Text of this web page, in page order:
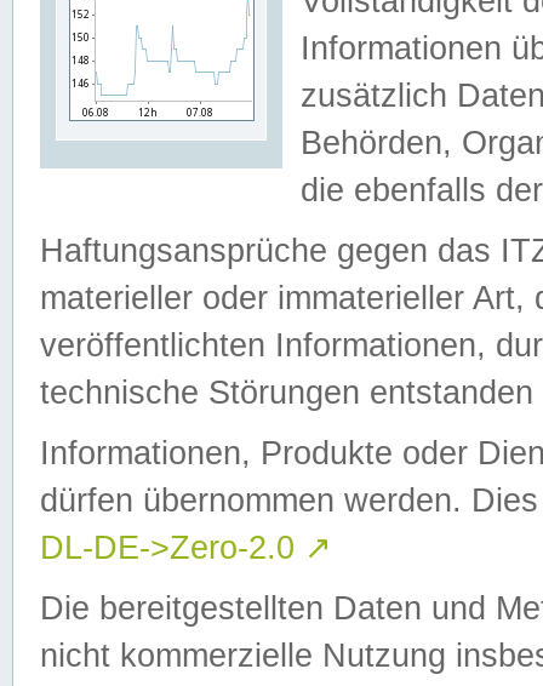
Informationen
zusätzlich
Behörden,
die ebenfalls
Haftungsansprüche gegen das
materieller oder immaterieller
veröffentlichten Informationen,
technische Störungen
Informationen, Produkte oder
dürfen übernommen werden.
DL-DE->Zero-2.0 ↗
Die bereitgestellten Daten und
nicht kommerzielle Nutzung